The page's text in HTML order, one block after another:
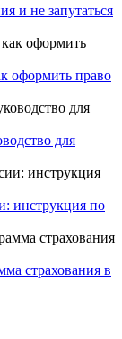
и не запутаться
оформить право
для
инструкция по
страхования в